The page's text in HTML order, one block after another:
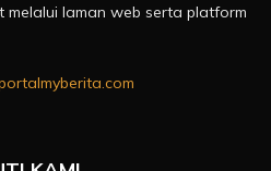
laman web serta platform